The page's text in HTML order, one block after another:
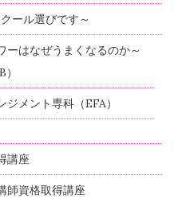
ール選びです～
はなぜうまくなるのか～
メント専科（EFA）
講座
師資格取得講座